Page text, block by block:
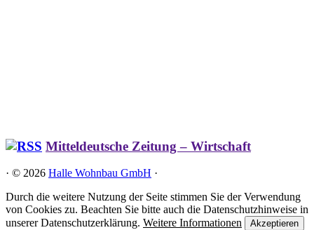
Mitteldeutsche Zeitung – Wirtschaft
· © 2026 Halle Wohnbau GmbH ·
Durch die weitere Nutzung der Seite stimmen Sie der Verwendung
von Cookies zu. Beachten Sie bitte auch die Datenschutzhinweise in
unserer Datenschutzerklärung. Weitere Informationen Akzeptieren